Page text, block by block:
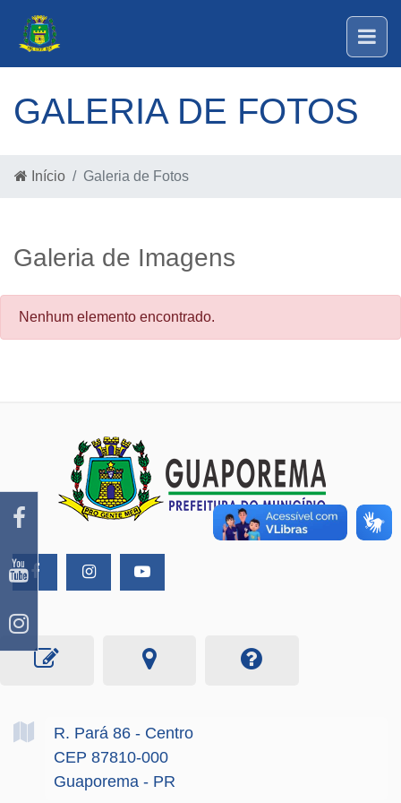
GALERIA DE FOTOS
Início Galeria de Fotos
Galeria de Imagens
Nenhum elemento encontrado.
R. Pará 86 - Centro
CEP 87810-000
Guaporema - PR